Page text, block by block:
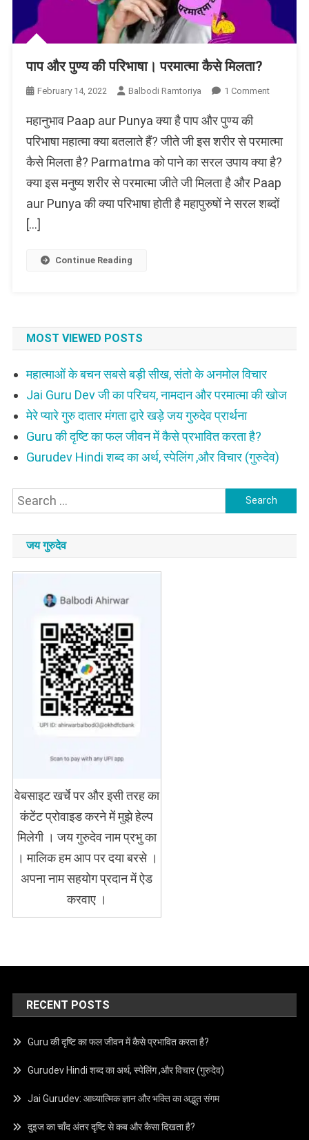
पाप और पुण्य की परिभाषा। परमात्मा कैसे मिलता?
February 14, 2022 Balbodi Ramtoriya 1 CommentOn
परिभाषा।
परमात्मा
कैसे
मिलता?
महानुभाव Paap aur Punya क्या है पाप और पुण्य की
परिभाषा महात्मा क्या बतलाते हैं? जीते जी इस शरीर से परमात्मा
कैसे मिलता है? Parmatma को पाने का सरल उपाय क्या है?
क्या इस मनुष्य शरीर से परमात्मा जीते जी मिलता है और Paap
aur Punya की क्या परिभाषा होती है महापुरुषों ने सरल शब्दों
[…]
Continue Reading
MOST VIEWED POSTS
महात्माओं के बचन सबसे बड़ी सीख, संतो के अनमोल विचार
Jai Guru Dev जी का परिचय, नामदान और परमात्मा की खोज
मेरे प्यारे गुरु दातार मंगता द्वारे खड़े जय गुरुदेव प्रार्थना
Guru की दृष्टि का फल जीवन में कैसे प्रभावित करता है?
Gurudev Hindi शब्द का अर्थ, स्पेलिंग ,और विचार (गुरुदेव)
Search
for:
जय गुरुदेव
वेबसाइट खर्चे पर और इसी तरह का
कंटेंट प्रोवाइड करने में मुझे हेल्प
मिलेगी । जय गुरुदेव नाम प्रभु का
। मालिक हम आप पर दया बरसे ।
अपना नाम सहयोग प्रदान में ऐड
करवाए ।
RECENT POSTS
Guru की दृष्टि का फल जीवन में कैसे प्रभावित करता है?
Gurudev Hindi शब्द का अर्थ, स्पेलिंग ,और विचार (गुरुदेव)
Jai Gurudev: आध्यात्मिक ज्ञान और भक्ति का अद्भुत संगम
दुइज का चाँद अंतर दृष्टि से कब और कैसा दिखता है?